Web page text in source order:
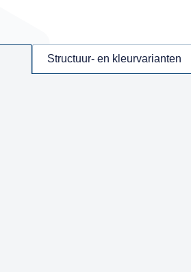
Structuur- en kleurvarianten